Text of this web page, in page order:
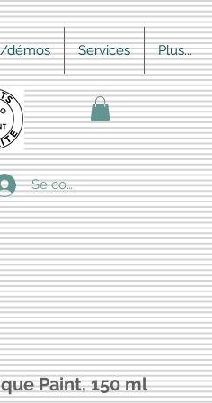
démos Services Plus...
Se connecter
Paint, 150 ml